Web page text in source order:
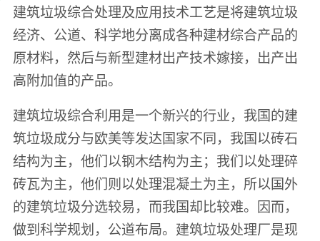
建筑垃圾综合处理及应用技术工艺是将建筑垃圾
经济、公道、科学地分离成各种建材综合产品的
原材料，然后与新型建材出产技术嫁接，出产出
高附加值的产品。
建筑垃圾综合利用是一个新兴的行业，我国的建
筑垃圾成分与欧美等发达国家不同，我国以砖石
结构为主，他们以钢木结构为主；我们以处理碎
砖瓦为主，他们则以处理混凝土为主，所以国外
的建筑垃圾分选较易，而我国却比较难。因而，
做到科学规划，公道布局。建筑垃圾处理厂是现